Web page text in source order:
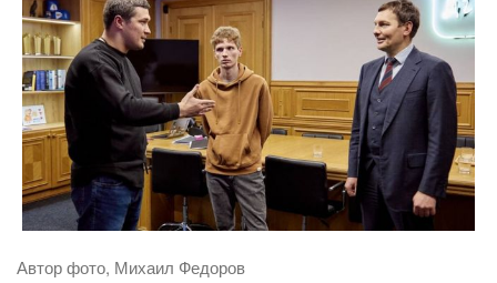
Автор фото, Михаил Федоров